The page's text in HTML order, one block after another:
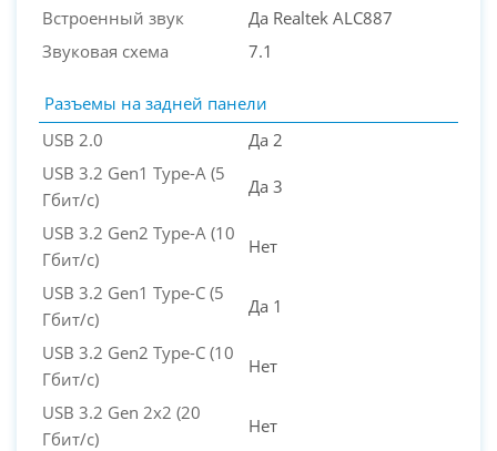
Встроенный звук
Да Realtek ALC887
Звуковая схема
7.1
Разъемы на задней панели
USB 2.0
Да 2
USB 3.2 Gen1 Type-A (5
Гбит/с)
Да 3
USB 3.2 Gen2 Type-A (10
Гбит/с)
Нет
USB 3.2 Gen1 Type-C (5
Гбит/с)
Да 1
USB 3.2 Gen2 Type-C (10
Гбит/с)
Нет
USB 3.2 Gen 2x2 (20
Гбит/с)
Нет